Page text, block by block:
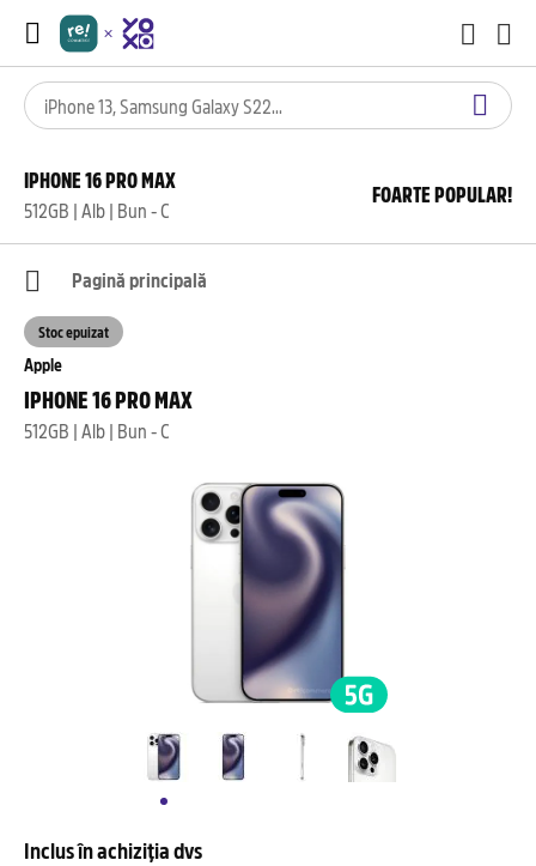
IPHONE 16 PRO MAX
512GB | Alb | Bun - C
FOARTE POPULAR!
Pagină principală
Apple
IPHONE 16 PRO MAX
512GB | Alb | Bun - C
Stoc epuizat
Inclus în achiziția dvs